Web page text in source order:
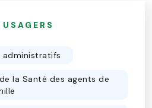
administratifs
la Santé des agents de